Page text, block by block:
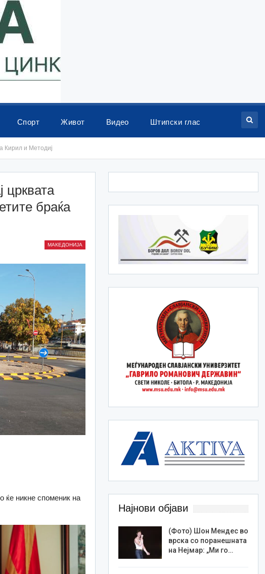
Спорт Живот Видео Штипски глас
Кирил и Методиј
црквата
браќа
МАКЕДОНИЈА
ќе никне споменик на
Најнови објави
(Фото) Шон Мендес во
врска со поранешната
на Нејмар: „Ми го…